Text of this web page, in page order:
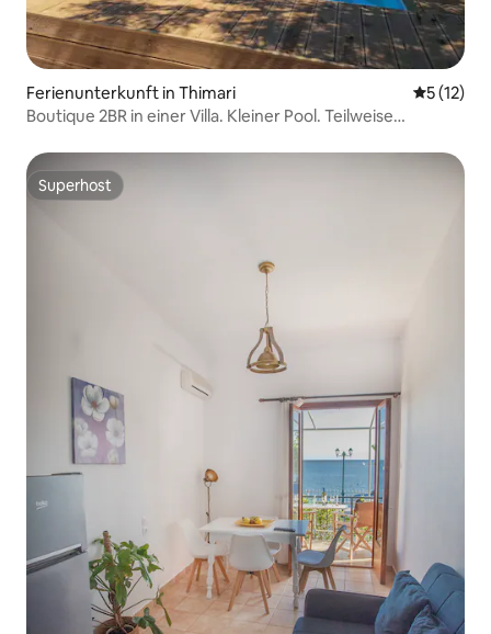
Ferienunterkunft in Thimari
5 (12)
Boutique 2BR in einer Villa. Kleiner Pool. Teilweise
Superhost
Superhost